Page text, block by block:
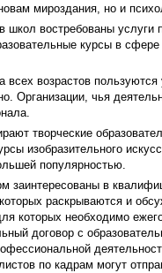
мироздания, но и
школ востребованы услуги
курсы в
возрастов пользуются
Организации, чья
творческие
изобразительного
популярностью.
заинтересованы в
раскрываются и
которых необходимо
договор с
по кадрам могут